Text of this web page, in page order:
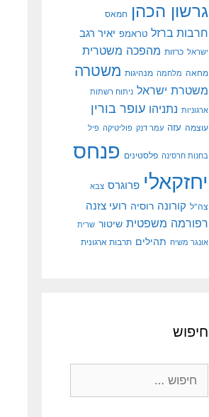
גרשון הכהן חמאס
חרבות ברזל טראמפ יאיר רגב
ישראל כרזות מהפכה משטרית
מחאה מלחמה מנהיגות משטרה
משטרת ישראל ניתוח רשתות
ארגוניות נתניהו עופר בורין
עוצמה עזה עמר דנק פוליטיקה פיל
בחנות חרסינה פלסטינים פנחס
יחזקאלי פרוגרס צבא
צה"ל קורונה רוסיה רועי צזנה
רפורמה משפטית שיטור שרית
אונגר משיח תהילים תרבות ארגונית
חיפוש